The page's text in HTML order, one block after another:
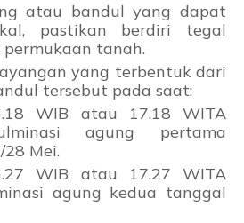
atau bandul yang dapat
pastikan berdiri tegal
tanah.
yang terbentuk dari
tersebut pada saat:
WIB atau 17.18 WITA
agung pertama
Mei.
WIB atau 17.27 WITA
agung kedua tanggal